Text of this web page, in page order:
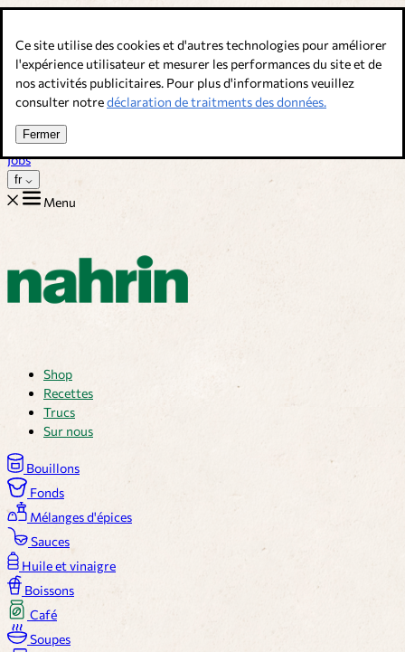
Ce site utilise des cookies et d'autres technologies pour améliorer
l'expérience utilisateur et mesurer les performances du site et de
nos activités publicitaires. Pour plus d'informations veuillez
consulter notredéclaration de traitments des données.
Fermer
Bouillons, épices & compléments alimentaires. Qualité suisse.
Service client
Recettes
Trucs
Sur nous
Jobs
fr
Menu
Shop
Recettes
Trucs
Sur nous
Bouillons
Fonds
Mélanges d'épices
Sauces
Huile et vinaigre
Boissons
Café
Soupes